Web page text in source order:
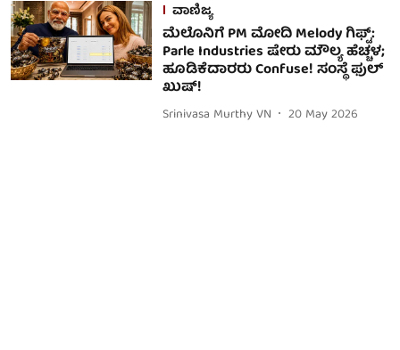
ವಾಣಿಜ್ಯ
ಮೆಲೊನಿಗೆ PM ಮೋದಿ Melody ಗಿಫ್ಟ್:
Parle Industries ಷೇರು ಮೌಲ್ಯ ಹೆಚ್ಚಳ;
ಹೂಡಿಕೆದಾರರು Confuse! ಸಂಸ್ಥೆ ಫುಲ್
ಖುಷ್!
Srinivasa Murthy VN 20 May 2026